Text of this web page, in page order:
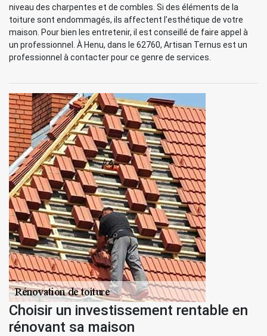
niveau des charpentes et de combles. Si des éléments de la
toiture sont endommagés, ils affectent l’esthétique de votre
maison. Pour bien les entretenir, il est conseillé de faire appel à
un professionnel. À Henu, dans le 62760, Artisan Ternus est un
professionnel à contacter pour ce genre de services.
Choisir un investissement rentable en
rénovant sa maison